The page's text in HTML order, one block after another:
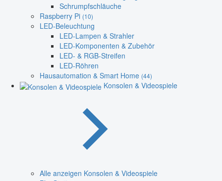
Schrumpfschläuche
Raspberry Pi (10)
LED-Beleuchtung
LED-Lampen & Strahler
LED-Komponenten & Zubehör
LED- & RGB-Streifen
LED-Röhren
Hausautomation & Smart Home (44)
Konsolen & Videospiele
Alle anzeigen Konsolen & Videospiele